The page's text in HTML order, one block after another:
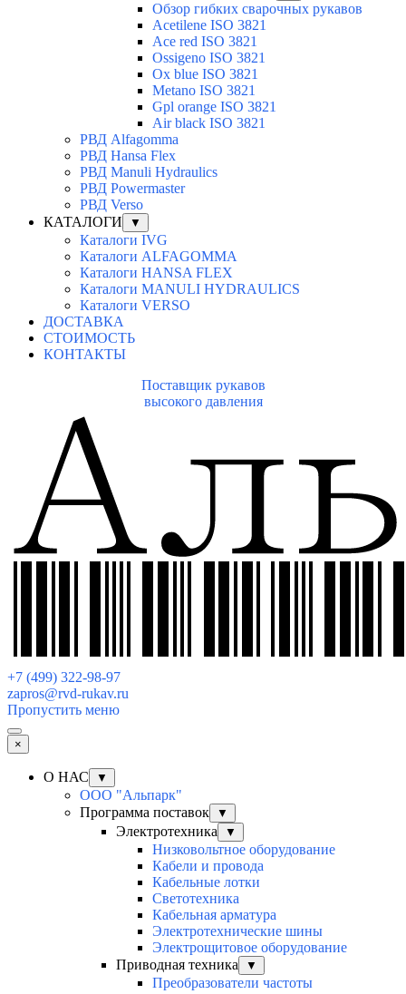
Обзор гибких сварочных рукавов
Acetilene ISO 3821
Ace red ISO 3821
Ossigeno ISO 3821
Ox blue ISO 3821
Metano ISO 3821
Gpl orange ISO 3821
Air black ISO 3821
РВД Alfagomma
РВД Hansa Flex
РВД Manuli Hydraulics
РВД Powermaster
РВД Verso
КАТАЛОГИ
▼
Каталоги IVG
Каталоги ALFAGOMMA
Каталоги HANSA FLEX
Каталоги MANULI HYDRAULICS
Каталоги VERSO
ДОСТАВКА
СТОИМОСТЬ
КОНТАКТЫ
Поставщик рукавов
высокого давления
+7 (499) 322-98-97
zapros@rvd-rukav.ru
Пропустить меню
×
О НАС ▼
ООО "Альпарк"
Программа поставок
▼
Электротехника ▼
Низковольтное оборудование
Кабели и провода
Кабельные лотки
Светотехника
Кабельная арматура
Электротехнические шины
Электрощитовое оборудование
Приводная техника
▼
Преобразователи частоты